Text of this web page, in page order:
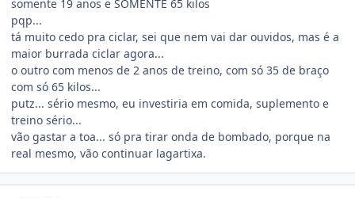
somente 19 anos e SOMENTE 65 kilos
pqp...
tá muito cedo pra ciclar, sei que nem vai dar ouvidos, mas é a
maior burrada ciclar agora...
o outro com menos de 2 anos de treino, com só 35 de braço
com só 65 kilos...
putz... sério mesmo, eu investiria em comida, suplemento e
treino sério...
vão gastar a toa... só pra tirar onda de bombado, porque na
real mesmo, vão continuar lagartixa.